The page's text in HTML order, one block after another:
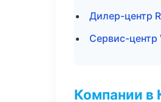
Дилер-центр
Сервис-
Компании в